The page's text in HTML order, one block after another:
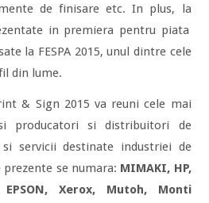
de finisare etc. In plus, la
in premiera pentru piata
la FESPA 2015, unul dintre cele
din lume.
& Sign 2015 va reuni cele mai
producatori si distribuitori de
servicii destinate industriei de
se numara: MIMAKI, HP,
Xerox, Mutoh, Monti